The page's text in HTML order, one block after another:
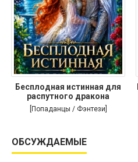
Бесплодная истинная для
распутного дракона
[Попаданцы / Фэнтези]
ОБСУЖДАЕМЫЕ